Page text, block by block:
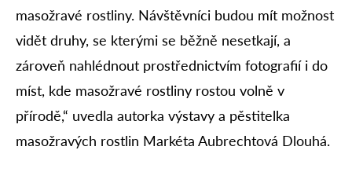
masožravé rostliny. Návštěvníci budou mít možnost
vidět druhy, se kterými se běžně nesetkají, a
zároveň nahlédnout prostřednictvím fotografií i do
míst, kde masožravé rostliny rostou volně v
přírodě,“ uvedla autorka výstavy a pěstitelka
masožravých rostlin Markéta Aubrechtová Dlouhá.